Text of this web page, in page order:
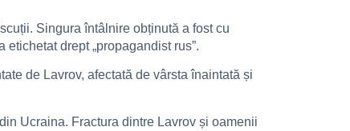
Singura întâlnire obținută a fost cu
drept „propagandist rus”.
de Lavrov, afectată de vârsta înaintată și
Ucraina. Fractura dintre Lavrov și oamenii